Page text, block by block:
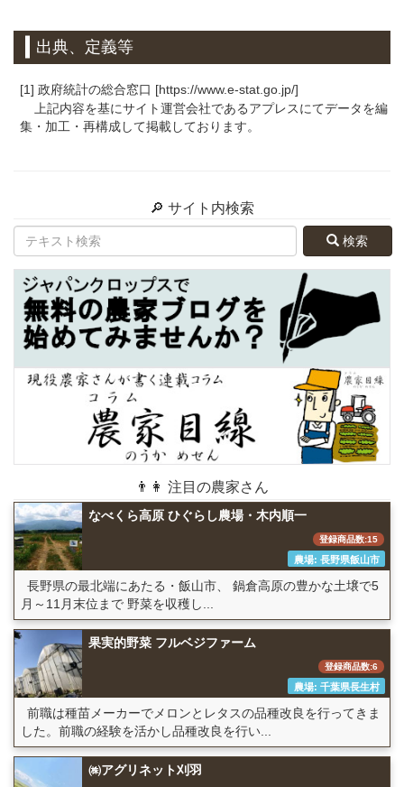
出典、定義等
[1] 政府統計の総合窓口 [https://www.e-stat.go.jp/]
上記内容を基にサイト運営会社であるアプレスにてデータを編
集・加工・再構成して掲載しております。
🔎 サイト内検索
検索
👨👩 注目の農家さん
なべくら高原 ひぐらし農場・木内順一
登録商品数:15
農場: 長野県飯山市
長野県の最北端にあたる・飯山市、 鍋倉高原の豊かな土壌で5
月～11月末位まで 野菜を収穫し...
果実的野菜 フルベジファーム
登録商品数:6
農場: 千葉県長生村
前職は種苗メーカーでメロンとレタスの品種改良を行ってきま
した。前職の経験を活かし品種改良を行い...
㈱アグリネット刈羽